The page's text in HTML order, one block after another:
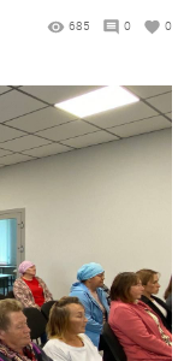
685 0 0